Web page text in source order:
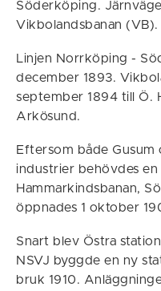
Söderköping.
Vikbolandsbanan (VB).
Linjen Norrköping -
december 1893.
september 1894 till Ö.
Arkösund.
Eftersom både Gusum
industrier behövdes
Hammarkindsbanan,
öppnades 1 oktober
Snart blev Östra
NSVJ byggde en ny
bruk 1910.